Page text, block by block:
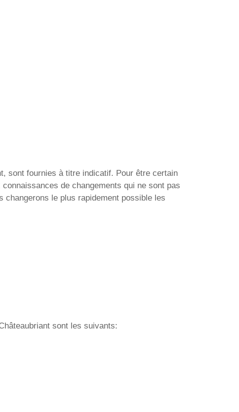
sont fournies à titre indicatif. Pour être certain
de changements qui ne sont pas
le plus rapidement possible les
sont les suivants: